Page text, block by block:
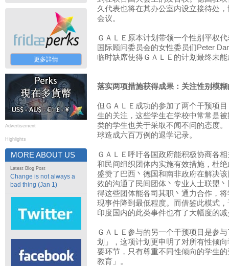
更多詳情
Advertisement
Highlights
MORE ABOUT US
Latest Blog Post
Change is not always a
bad thing (Jan 1)
久代表也将在其办公室内设立接待处
会议。
ＧＡＬＥ原本计划带领一个性别平权
国际顾问委员会的女性委员们Peter
临时缺席使得ＧＡＬＥ的计划最终未
落实两项措施获得成果：关注性别模
但ＧＡＬＥ成功的参加了两个干预项
生的关注，这些学生在学校中常常是
类的学生也关于采取不闻不问的态度
球造成六百万例的退学记录。
ＧＡＬＥ呼吁各国政府能积极协商各
和民间组织团体内实施有效措施，杜
盛赞了巴西丶德国和南非政府在解决
效的沟通了民间团体丶专业人士联盟
得这些团体能各司其职丶通力合作，
现事件降到最低程度。而借鉴此模式
印度国内的此类事件也有了大幅度的
ＧＡＬＥ参与的另一个干预项目是参
划」，这项计划更申明了对所有性倾
要环节，只有尊重不同性倾向的学生
教育」。